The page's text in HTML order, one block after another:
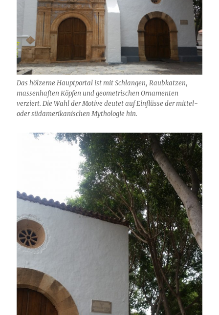
Das hölzerne Hauptportal ist mit Schlangen, Raubkatzen,
massenhaften Köpfen und geometrischen Ornamenten
verziert. Die Wahl der Motive deutet auf Einflüsse der mittel-
oder südamerikanischen Mythologie hin.